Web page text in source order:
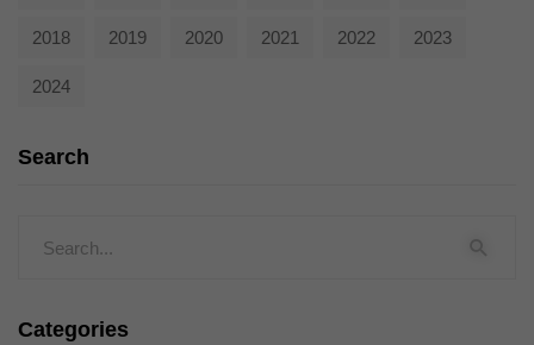
2018 2019 2020 2021 2022 2023
2024
Search
Categories